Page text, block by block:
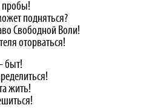
пробы!
подняться?
Свободной Воли!
оторваться!
быт!
жить!